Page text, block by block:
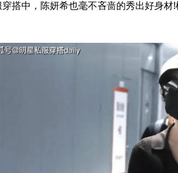
穿搭中，陈妍希也毫不吝啬的秀出好身